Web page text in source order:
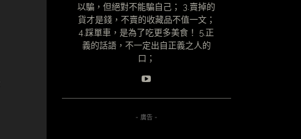
以騙，但絕對不能騙自己； 3.賣掉的
貨才是錢，不賣的收藏品不值一文；
4.踩單車，是為了吃更多美食！ 5.正
義的話語，不一定出自正義之人的
口；
- 廣告 -